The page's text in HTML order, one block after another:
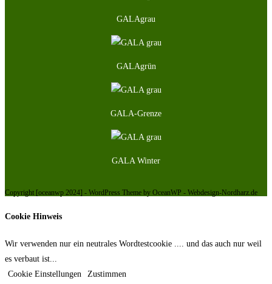
GALAgrau
GALAgrün
GALA-Grenze
GALA Winter
Copyright [oceanwp 2024] - WordPress Theme by OceanWP - Webdesign-Nordharz.de
Cookie Hinweis
Wir verwenden nur ein neutrales Wordtestcookie .... und das auch nur weil
es verbaut ist...
Cookie Einstellungen
Zustimmen